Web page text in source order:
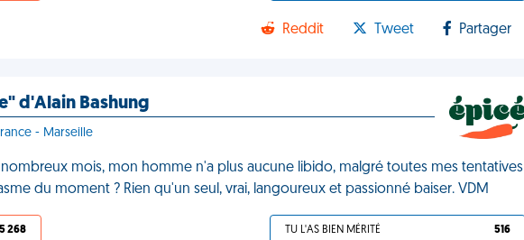
Reddit Tweet Partager
d'Alain Bashung
- Marseille
mois, mon homme n'a plus aucune libido, malgré toutes mes tentatives
du moment ? Rien qu'un seul, vrai, langoureux et passionné baiser. VDM
5 268 TU L'AS BIEN MÉRITÉ 516